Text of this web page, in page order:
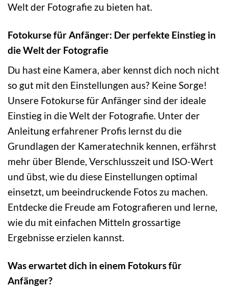
Welt der Fotografie zu bieten hat.
Fotokurse für Anfänger: Der perfekte Einstieg in
die Welt der Fotografie
Du hast eine Kamera, aber kennst dich noch nicht
so gut mit den Einstellungen aus? Keine Sorge!
Unsere Fotokurse für Anfänger sind der ideale
Einstieg in die Welt der Fotografie. Unter der
Anleitung erfahrener Profis lernst du die
Grundlagen der Kameratechnik kennen, erfährst
mehr über Blende, Verschlusszeit und ISO-Wert
und übst, wie du diese Einstellungen optimal
einsetzt, um beeindruckende Fotos zu machen.
Entdecke die Freude am Fotografieren und lerne,
wie du mit einfachen Mitteln grossartige
Ergebnisse erzielen kannst.
Was erwartet dich in einem Fotokurs für
Anfänger?